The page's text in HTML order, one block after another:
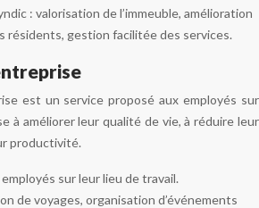
: valorisation de l’immeuble, amélioration
résidents, gestion facilitée des services.
est un service proposé aux employés sur
à améliorer leur qualité de vie, à réduire leur
productivité.
sur leur lieu de travail.
de voyages, organisation d’événements